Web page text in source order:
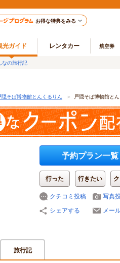
お得な特典をみる
光ガイド レンタカー 航空券
なの旅行記
隠そば博物館とんくるりん ＞ 戸隠そば博物館と
予約プラン一覧
行った 行きたい
クチコミ投稿
写真
シェアする
メー
旅行記